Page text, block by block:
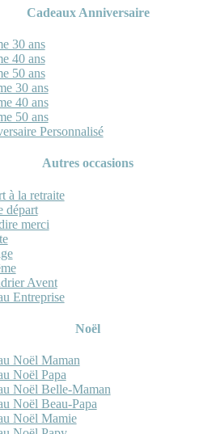
Cadeaux Anniversaire
30 ans
40 ans
50 ans
30 ans
40 ans
50 ans
Personnalisé
Autres occasions
à la retraite
départ
merci
Avent
Entreprise
Noël
Noël Maman
Noël Papa
Noël Belle-Maman
Noël Beau-Papa
Noël Mamie